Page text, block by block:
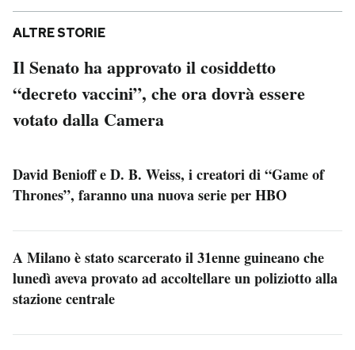
ALTRE STORIE
Il Senato ha approvato il cosiddetto
“decreto vaccini”, che ora dovrà essere
votato dalla Camera
David Benioff e D. B. Weiss, i creatori di “Game of
Thrones”, faranno una nuova serie per HBO
A Milano è stato scarcerato il 31enne guineano che
lunedì aveva provato ad accoltellare un poliziotto alla
stazione centrale